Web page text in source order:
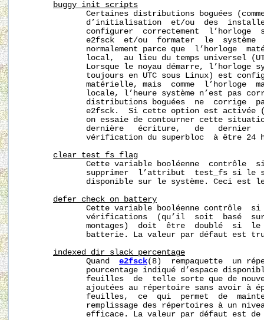
buggy_init_scripts
Certaines distributions boguées
d’initialisation  et/ou  des
configurer  correctement  l’horloge
e2fsck  et/ou  formater  le  système
normalement parce que  l’horloge
local,  au lieu du temps universel
Lorsque le noyau démarre, l’horloge
toujours en UTC sous Linux) est
matérielle, mais  comme  l’horloge
locale, l’heure système n’est pas
distributions boguées  ne  corrige
e2fsck.  Si cette option est activée
on essaie de contourner cette
dernière   écriture,   de   dernier
vérification du superbloc  à être 24
clear_test_fs_flag
Cette variable booléenne  contrôle
supprimer  l’attribut  test_fs si le
disponible sur le système. Ceci est
defer_check_on_battery
Cette variable booléenne contrôle
vérifications  (qu’il  soit  basé
montages)  doit  être  doublé  si
batterie. La valeur par défaut est
indexed_dir_slack_percentage
              Quand
e2fsck(8)  rempaquette  un
pourcentage indiqué d’espace
feuilles  de  telle sorte que de
ajoutées au répertoire sans avoir à
feuilles,  ce  qui  permet  de
remplissage des répertoires à un
efficace. La valeur par défaut est de